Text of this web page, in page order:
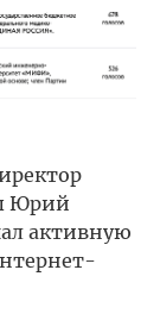
Юрий
активную